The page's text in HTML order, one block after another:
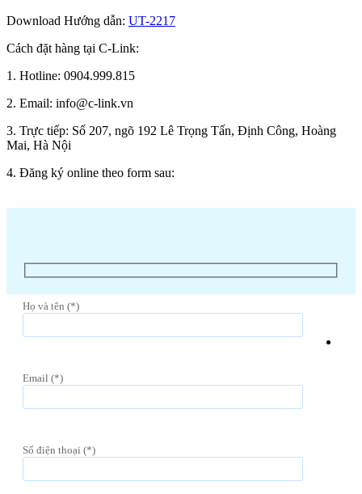
Download Hướng dẫn: UT-2217
Cách đặt hàng tại C-Link:
1. Hotline: 0904.999.815
2. Email: info@c-link.vn
3. Trực tiếp: Số 207, ngõ 192 Lê Trọng Tấn, Định Công, Hoàng
Mai, Hà Nội
4. Đăng ký online theo form sau:
Họ và tên (*)
Email (*)
Số điện thoại (*)